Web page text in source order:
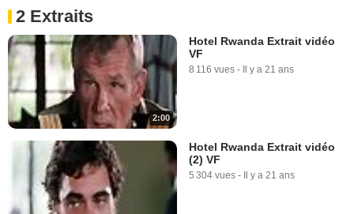
2 Extraits
2:00
Hotel Rwanda Extrait vidéo
VF
8 116 vues - Il y a 21 ans
Hotel Rwanda Extrait vidéo
(2) VF
5 304 vues - Il y a 21 ans